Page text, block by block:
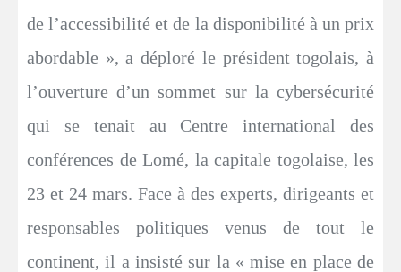
de l’accessibilité et de la disponibilité à un prix
abordable », a déploré le président togolais, à
l’ouverture d’un sommet sur la cybersécurité
qui se tenait au Centre international des
conférences de Lomé, la capitale togolaise, les
23 et 24 mars. Face à des experts, dirigeants et
responsables politiques venus de tout le
continent, il a insisté sur la « mise en place de